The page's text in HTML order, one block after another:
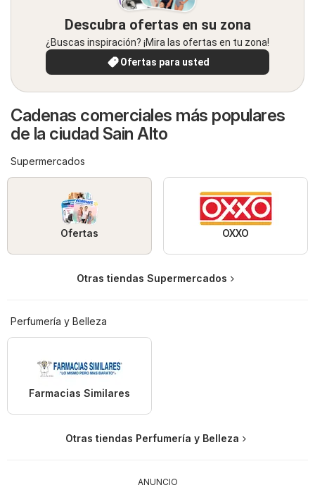
Descubra ofertas en su zona
¿Buscas inspiración? ¡Mira las ofertas en tu zona!
Ofertas para usted
Cadenas comerciales más populares
de la ciudad Sain Alto
Supermercados
Ofertas OXXO
Otras tiendas Supermercados
Perfumería y Belleza
Farmacias Similares
Otras tiendas Perfumería y Belleza
ANUNCIO